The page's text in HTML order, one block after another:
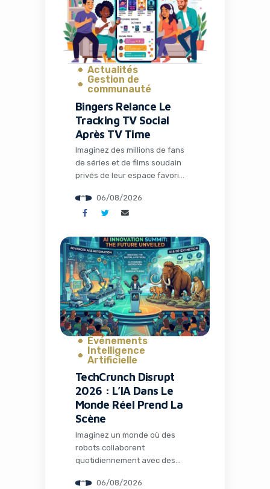
la façon dont les entrepreneurs
et les développeurs lancent et
gèrent […]
Actualités
Gestion de
communauté
Bingers Relance Le
Tracking TV Social
Après TV Time
Imaginez des millions de fans
de séries et de films soudain
privés de leur espace favori
partager memes et suivre leurs
visionnages en communauté.
passé avec la fermeture de TV
Time, une application culte qui
avait conquis plus de 26
millions d’installations. Mais
l’histoire ne s’arrête pas […]
06/08/2026
Événements
Intelligence
Artificielle
TechCrunch Disrupt
2026 : L’IA Dans Le
Monde Réel Prend La
Scène
Imaginez un monde où des
robots collaborent
quotidiennement avec des
l’intelligence artificielle opère
06/08/2026